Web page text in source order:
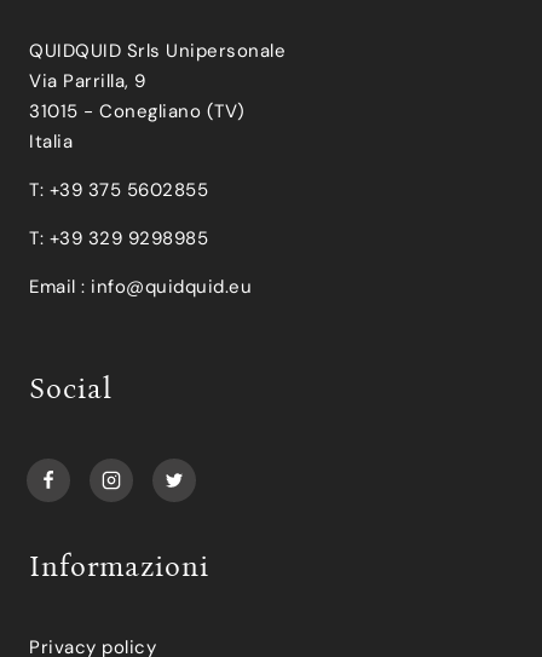
QUIDQUID Srls Unipersonale
Via Parrilla, 9
31015 - Conegliano (TV)
Italia
T: +39 375 5602855
T: +39 329 9298985
Email : info@quidquid.eu
Social
Informazioni
Privacy policy